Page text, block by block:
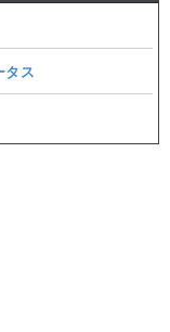
タス